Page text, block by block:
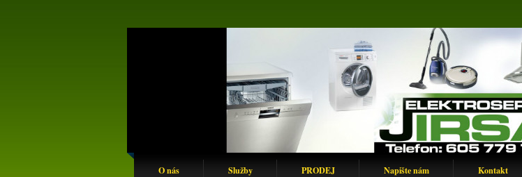
O nás Služby PRODEJ Napište nám Kontakt